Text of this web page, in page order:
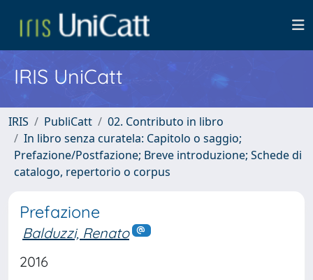
IRIS UniCatt
IRIS PubliCatt
02. Contributo in libro
In libro senza curatela: Capitolo o saggio;
Prefazione/Postfazione; Breve introduzione; Schede di
catalogo, repertorio o corpus
Prefazione
Balduzzi, Renato
2016